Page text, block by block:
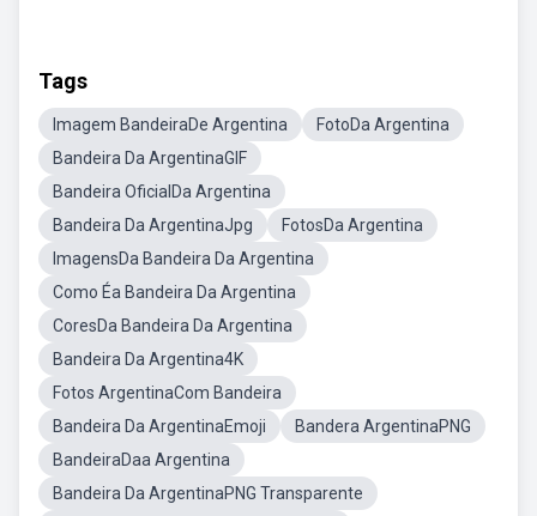
Tags
Imagem BandeiraDe Argentina
FotoDa Argentina
Bandeira Da ArgentinaGIF
Bandeira OficialDa Argentina
Bandeira Da ArgentinaJpg
FotosDa Argentina
ImagensDa Bandeira Da Argentina
Como Éa Bandeira Da Argentina
CoresDa Bandeira Da Argentina
Bandeira Da Argentina4K
Fotos ArgentinaCom Bandeira
Bandeira Da ArgentinaEmoji
Bandera ArgentinaPNG
BandeiraDaa Argentina
Bandeira Da ArgentinaPNG Transparente